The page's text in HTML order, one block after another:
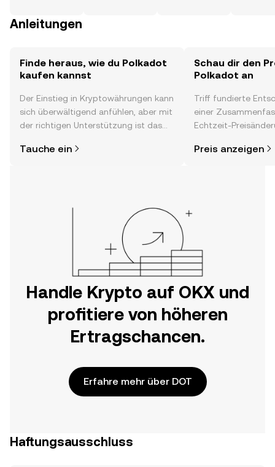
Anleitungen
Finde heraus, wie du Polkadot
kaufen kannst
Der Einstieg in Kryptowährungen kann
sich überwältigend anfühlen, aber mit
der richtigen Unterstützung ist das
direkt in der OKX-App oder hier im
Tauche ein
Schau dir den
Polkadot an
Triff fundierte
einer
Echtzeit-
Neuigkeiten und
Preis anzeigen
Handle Krypto auf OKX und
profitiere von höheren
Ertragschancen.
Erfahre mehr über DOT
Haftungsausschluss